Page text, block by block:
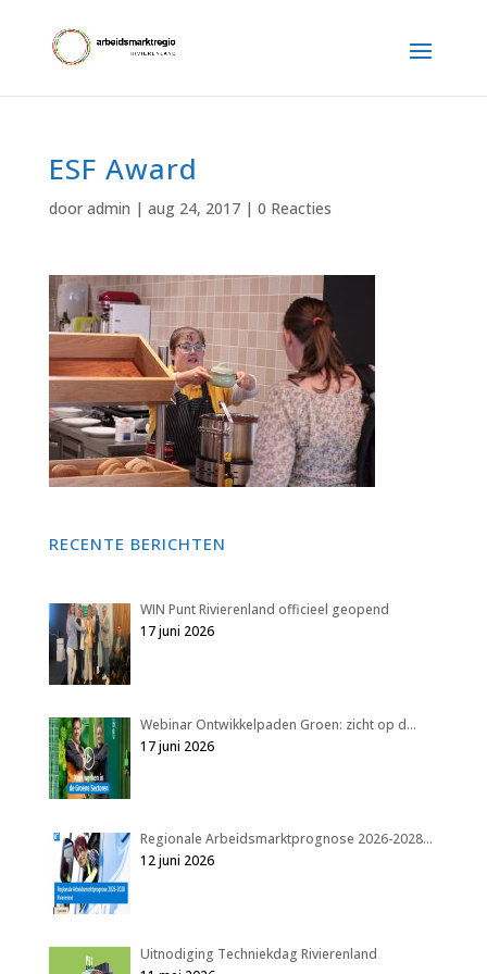
ESF Award
door admin | aug 24, 2017| 0 Reacties
RECENTE BERICHTEN
WIN Punt Rivierenland officieel geopend
17 juni 2026
Webinar Ontwikkelpaden Groen: zicht op d…
17 juni 2026
Regionale Arbeidsmarktprognose 2026-2028…
12 juni 2026
Uitnodiging Techniekdag Rivierenland